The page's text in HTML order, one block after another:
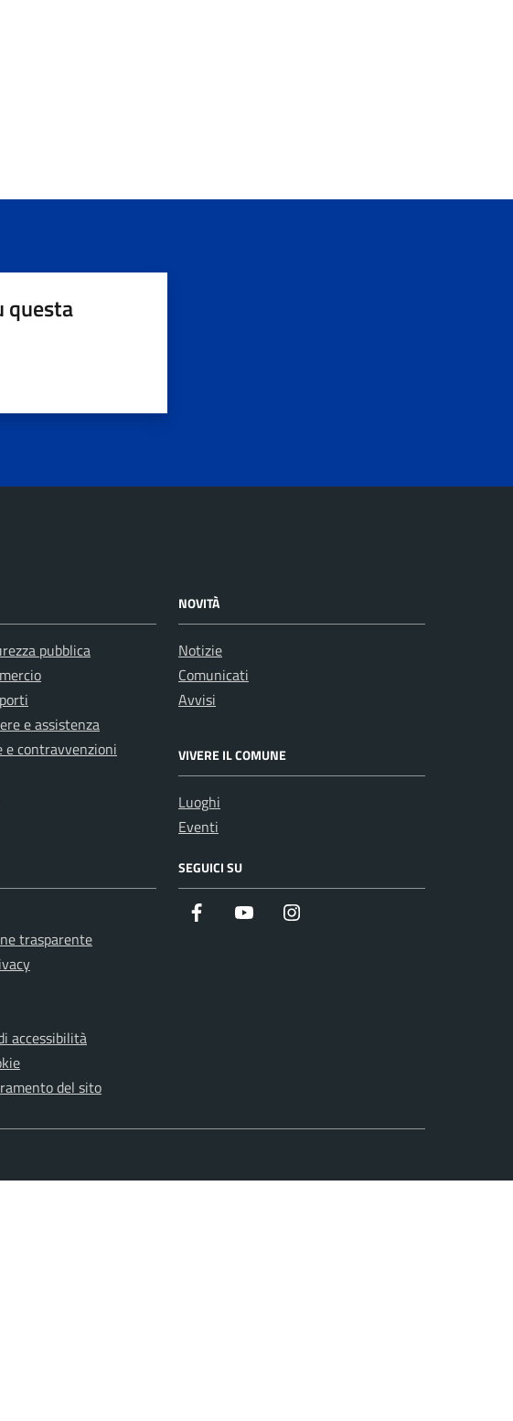
questa
pubblica
e assistenza
e contravvenzioni
NOVITÀ
Notizie
Comunicati
Avvisi
VIVERE IL COMUNE
Luoghi
Eventi
trasparente
accessibilità
del sito
SEGUICI SU
Facebook Youtube